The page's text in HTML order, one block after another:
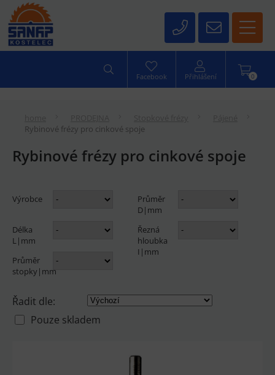
0
Facebook Přihlášení
Rybinové frézy pro cinkové spoje
Rybinové frézy pro cinkové spoje
Výrobce
Průměr
D|mm
Délka
L|mm
Řezná
hloubka
I|mm
Průměr
stopky|mm
Řadit dle:
Pouze skladem